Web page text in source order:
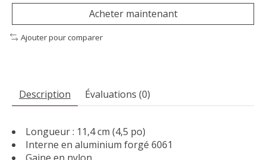
Acheter maintenant
Ajouter pour comparer
Description Évaluations (0)
Longueur : 11,4 cm (4,5 po)
Interne en aluminium forgé 6061